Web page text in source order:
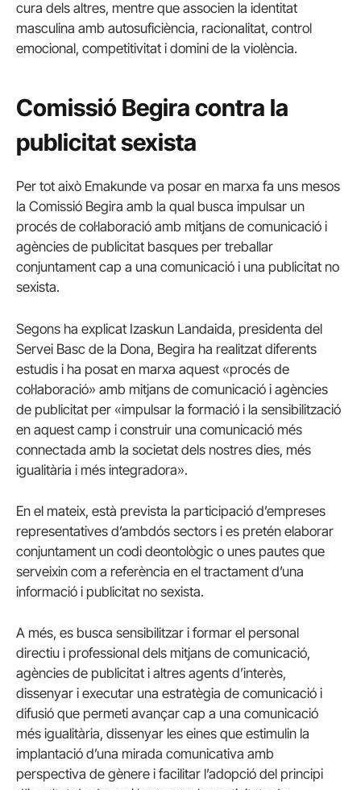
cura dels altres, mentre que associen la identitat
masculina amb autosuficiència, racionalitat, control
emocional, competitivitat i domini de la violència.
Comissió Begira contra la
publicitat sexista
Per tot això Emakunde va posar en marxa fa uns mesos
la Comissió Begira amb la qual busca impulsar un
procés de col·laboració amb mitjans de comunicació i
agències de publicitat basques per treballar
conjuntament cap a una comunicació i una publicitat no
sexista.
Segons ha explicat Izaskun Landaida, presidenta del
Servei Basc de la Dona, Begira ha realitzat diferents
estudis i ha posat en marxa aquest «procés de
col·laboració» amb mitjans de comunicació i agències
de publicitat per «impulsar la formació i la sensibilització
en aquest camp i construir una comunicació més
connectada amb la societat dels nostres dies, més
igualitària i més integradora».
En el mateix, està prevista la participació d’empreses
representatives d’ambdós sectors i es pretén elaborar
conjuntament un codi deontològic o unes pautes que
serveixin com a referència en el tractament d’una
informació i publicitat no sexista.
A més, es busca sensibilitzar i formar el personal
directiu i professional dels mitjans de comunicació,
agències de publicitat i altres agents d’interès,
dissenyar i executar una estratègia de comunicació i
difusió que permeti avançar cap a una comunicació
més igualitària, dissenyar les eines que estimulin la
implantació d’una mirada comunicativa amb
perspectiva de gènere i facilitar l’adopció del principi